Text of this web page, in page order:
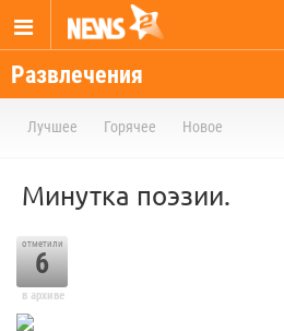
Развлечения
Лучшее Горячее Новое
Минутка поэзии.
отметили
6
в архиве